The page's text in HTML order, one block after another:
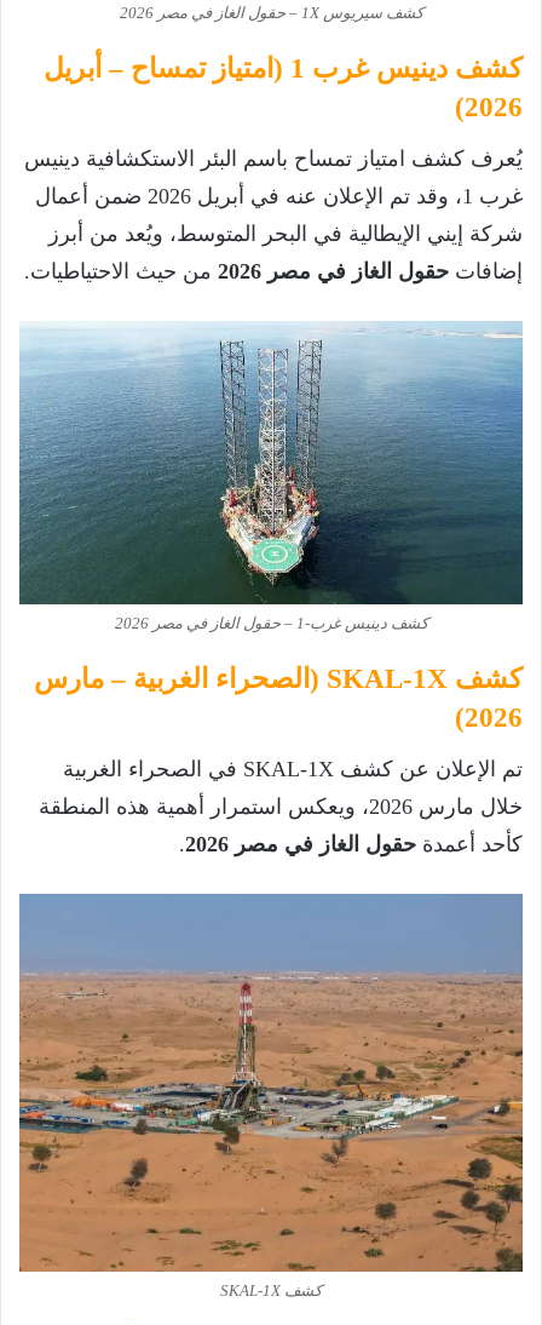
كشف سيريوس 1X – حقول الغاز في مصر 2026
كشف دينيس غرب 1 (امتياز تمساح – أبريل
2026)
يُعرف كشف امتياز تمساح باسم البئر الاستكشافية دينيس
غرب 1، وقد تم الإعلان عنه في أبريل 2026 ضمن أعمال
شركة إيني الإيطالية في البحر المتوسط، ويُعد من أبرز
إضافات حقول الغاز في مصر 2026 من حيث الاحتياطيات.
كشف دينيس غرب-1 – حقول الغاز في مصر 2026
كشف SKAL-1X (الصحراء الغربية – مارس
2026)
تم الإعلان عن كشف SKAL-1X في الصحراء الغربية
خلال مارس 2026، ويعكس استمرار أهمية هذه المنطقة
كأحد أعمدة حقول الغاز في مصر 2026 .
كشف SKAL-1X